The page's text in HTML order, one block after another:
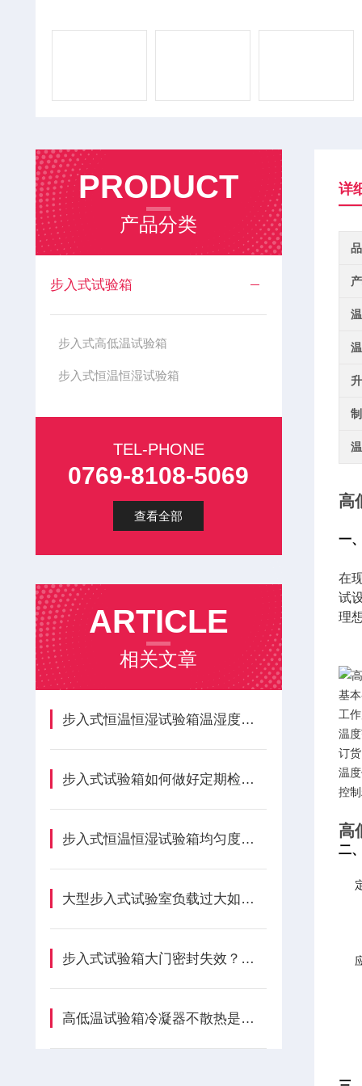
PRODUCT
产品分类
步入式试验箱
步入式高低温试验箱
步入式恒温恒湿试验箱
TEL-PHONE
0769-8108-5069
查看全部
ARTICLE
相关文章
步入式恒温恒湿试验箱温湿度不均该如何优化调整？
步入式试验箱如何做好定期检修？
步入式恒温恒湿试验箱均匀度差?，风道优化方案
大型步入式试验室负载过大如何匹配制冷加热功率？
步入式试验箱大门密封失效？门锁、铰链与密封条怎样更换
高低温试验箱冷凝器不散热是什么原因造成？
详
高
一
在
试
理
基
工
温
订
温
控
高
二